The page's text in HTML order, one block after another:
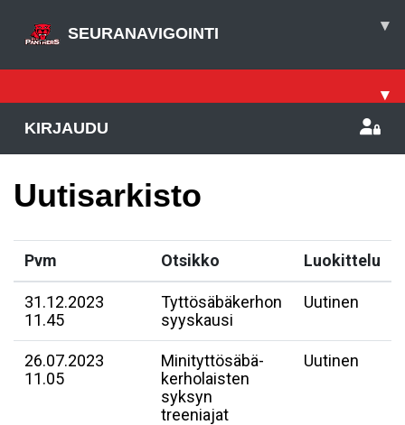
SEURANAVIGOINTI ▾
▾
KIRJAUDU
Uutisarkisto
Pvm Otsikko Luokittelu
31.12.2023
11.45
Tyttösäbäkerhon
syyskausi
Uutinen
26.07.2023
11.05
Minityttösäbä-
kerholaisten
syksyn
treeniajat
Uutinen